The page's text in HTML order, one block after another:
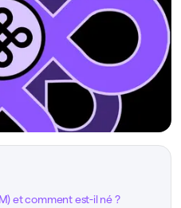
et comment est-il né ?